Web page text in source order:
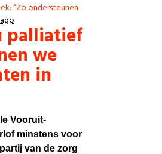
“Zo ondersteunen
palliatief
we
in
Vooruit-
minstens voor
van de zorg